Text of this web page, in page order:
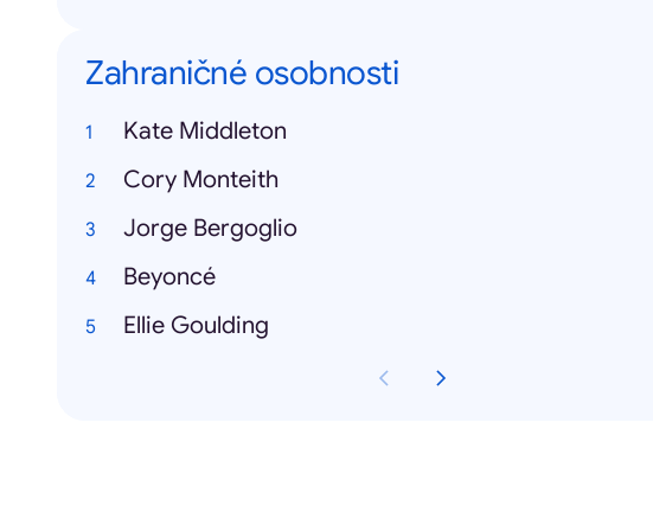
Zahraničné osobnosti
Kate Middleton
Cory Monteith
Jorge Bergoglio
Beyoncé
Ellie Goulding